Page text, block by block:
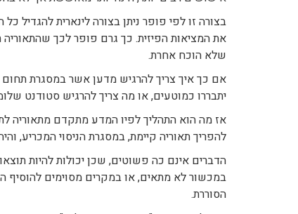
בצורה זו לפי פופר ניתן בצורה לינארית להגדיל
את המציאות הפיזית. כך גרם פופר לכך שהתאוריה
שלא הוכח אחרת.
אם כך איך צריך להרגיש מדען אשר במסגרת
יתבררו כמוטעים, או מה צריך להרגיש סטודנט
אז מה הוא התהליך לפיו המדע מתקדם מתאוריה
להפריך תאוריה קיימת, במסגרת הניסוי המכריע,
הדברים אינם כה פשוטים, שכן יכולות להיות
במכשור לא מתאים, או במקרים מסוימים
הסוררת.